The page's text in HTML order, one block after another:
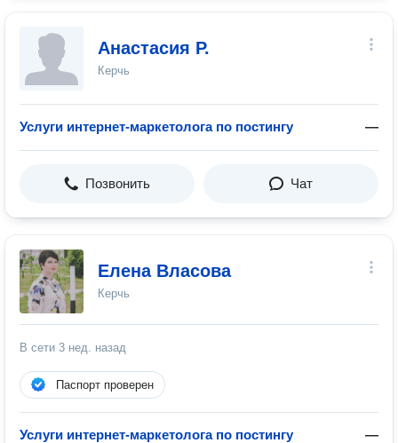
Анастасия Р.
Керчь
Услуги интернет-маркетолога по постингу —
Позвонить Чат
Елена Власова
Керчь
В сети 3 нед. назад
Паспорт проверен
Услуги интернет-маркетолога по постингу —